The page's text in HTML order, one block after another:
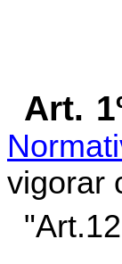
Art.
vigorar
"Art.12